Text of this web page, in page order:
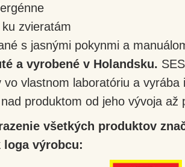
zvieratám
s jasnými pokynmi a
a vyrobené v Holandsku.
vo vlastnom laboratóriu a
produktom od jeho vývoja až
všetkých produktov
loga výrobcu: